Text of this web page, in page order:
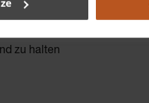
werden
zu halten